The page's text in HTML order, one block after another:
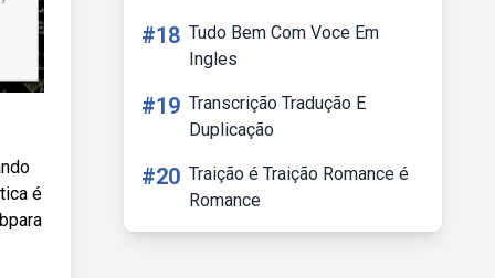
é
#18 Tudo Bem Com Voce Em
Ingles
#19 Transcrição Tradução E
Duplicação
#20 Traição é Traição Romance é
Romance